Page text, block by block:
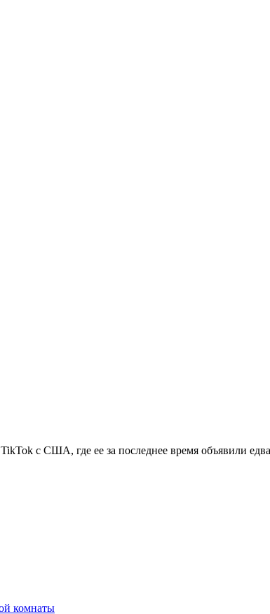
с США, где ее за последнее время объявили
комнаты